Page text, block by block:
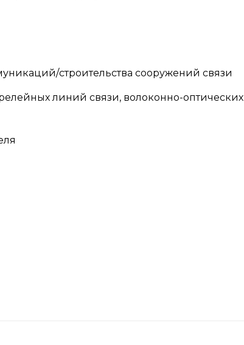
строительства сооружений связи
линий связи, волоконно-оптических